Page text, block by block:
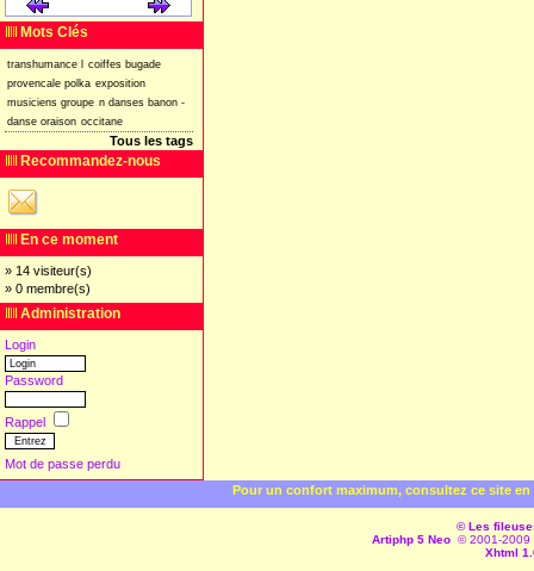
Mots Clés
transhumance coiffes bugade
provencale polka exposition
musiciens groupe n danses banon -
danse oraison occitane
Tous les tags
Recommandez-nous
En ce moment
» 14 visiteur(s)
» 0 membre(s)
Administration
Login
Password
Rappel
Mot de passe perdu
Pour un confort maximum, consultez ce site
© Les
Artiphp 5 Neo © 2001-2009
Xhtml